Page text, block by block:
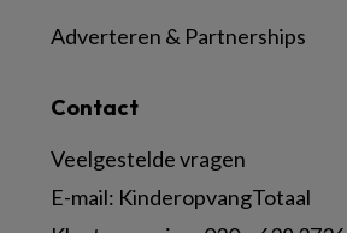
Contact
Veelgestelde vragen
E-mail: KinderopvangTotaal
Adverteren & Partnerships